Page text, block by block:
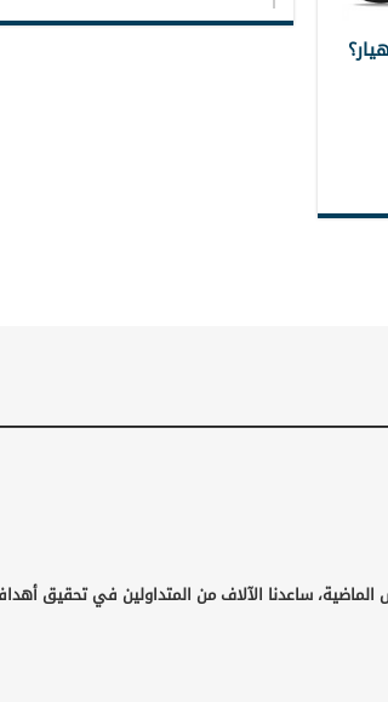
ساعدنا الآلاف من المتداولين في تحقيق